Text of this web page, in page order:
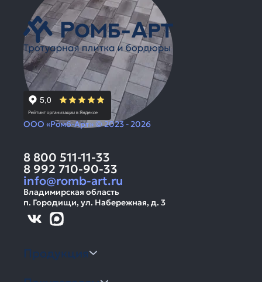
ООО «Ромб-Арт» © 2023 - 2026
8 800 511-11-33
8 992 710-90-33
info@romb-art.ru
Владимирская область
п. Городищи, ул. Набережная, д. 3
Продукция